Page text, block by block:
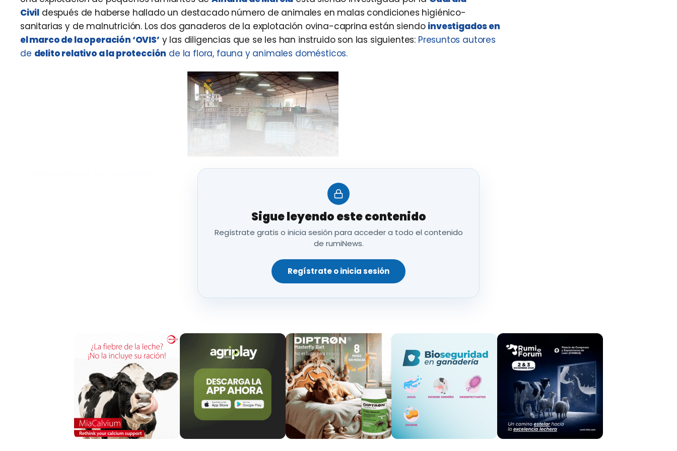
Civil después de haberse hallado un destacado número de animales en malas condiciones higiénico-
sanitarias y de malnutrición. Los dos ganaderos de la explotación ovina-caprina están siendo investigados en
el marco de la operación ‘OVIS’ y las diligencias que se les han instruido son las siguientes: Presuntos autores
de delito relativo a la protección de la flora, fauna y animales domésticos.
El caso empezó el pasado mes de febrero, cuando, gracias a la colaboración ciudadana, la Guardia Civil fue
en el que se hallaba elganado ovino y caprino.
Servicio de Protección de la Naturaleza (SEPRONA) de la Guardia Civil se
explotación ganadera y acreditar, entre otros aspectos, las condiciones en las que se encontraba el ganado de
Estado caquéctico
Síntomas de malnutrición
Sigue leyendo este contenido
Regístrate gratis o inicia sesión para acceder a todo el contenido
de rumiNews.
Regístrate o inicia sesión